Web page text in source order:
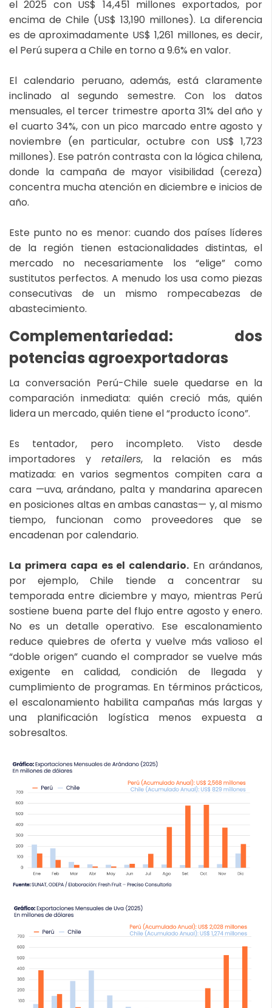
el 2025 con US$ 14,451 millones exportados, por
encima de Chile (US$ 13,190 millones). La diferencia
es de aproximadamente US$ 1,261 millones, es decir,
el Perú supera a Chile en torno a 9.6% en valor.
El calendario peruano, además, está claramente
inclinado al segundo semestre. Con los datos
mensuales, el tercer trimestre aporta 31% del año y
el cuarto 34%, con un pico marcado entre agosto y
noviembre (en particular, octubre con US$ 1,723
millones). Ese patrón contrasta con la lógica chilena,
donde la campaña de mayor visibilidad (cereza)
concentra mucha atención en diciembre e inicios de
año.
Este punto no es menor: cuando dos países líderes
de la región tienen estacionalidades distintas, el
mercado no necesariamente los “elige” como
sustitutos perfectos. A menudo los usa como piezas
consecutivas de un mismo rompecabezas de
abastecimiento.
Complementariedad: dos
potencias agroexportadoras
La conversación Perú-Chile suele quedarse en la
comparación inmediata: quién creció más, quién
lidera un mercado, quién tiene el “producto ícono”.
Es tentador, pero incompleto. Visto desde
importadores y retailers, la relación es más
matizada: en varios segmentos compiten cara a
cara —uva, arándano, palta y mandarina aparecen
en posiciones altas en ambas canastas— y, al mismo
tiempo, funcionan como proveedores que se
encadenan por calendario.
La primera capa es el calendario. En arándanos,
por ejemplo, Chile tiende a concentrar su
temporada entre diciembre y mayo, mientras Perú
sostiene buena parte del flujo entre agosto y enero.
No es un detalle operativo. Ese escalonamiento
reduce quiebres de oferta y vuelve más valioso el
“doble origen” cuando el comprador se vuelve más
exigente en calidad, condición de llegada y
cumplimiento de programas. En términos prácticos,
el escalonamiento habilita campañas más largas y
una planificación logística menos expuesta a
sobresaltos.